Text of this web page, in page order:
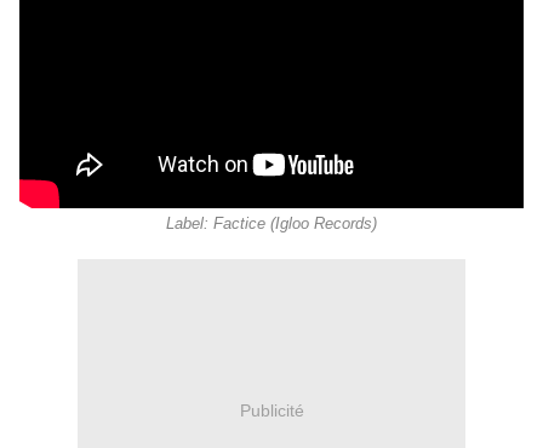
Label: Factice (Igloo Records)
Publicité